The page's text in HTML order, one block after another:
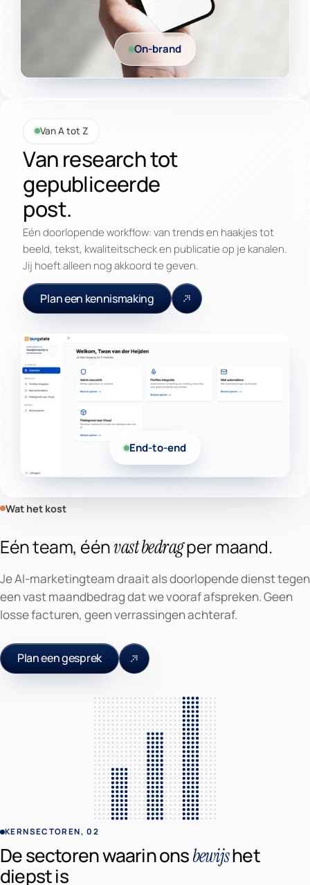
On-brand
Van A tot Z
Van research tot
gepubliceerde
post.
Eén doorlopende workflow: van trends en haakjes tot
beeld, tekst, kwaliteitscheck en publicatie op je kanalen.
Jij hoeft alleen nog akkoord te geven.
Plan een kennismaking
End-to-end
Wat het kost
Eén team, éénvast bedragper maand.
Je AI-marketingteam draait als doorlopende dienst tegen
een vast maandbedrag dat we vooraf afspreken. Geen
losse facturen, geen verrassingen achteraf.
Plan een gesprek
KERNSECTOREN, 02
De sectoren waarin onsbewijshet
diepst is